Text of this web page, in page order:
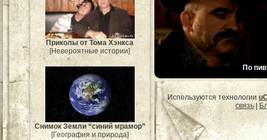
Приколы от Тома Хэнкса
[Невероятные истории]
Снимок Земли “синий мрамор”
[География и природа]
По
Используются технологии
связь